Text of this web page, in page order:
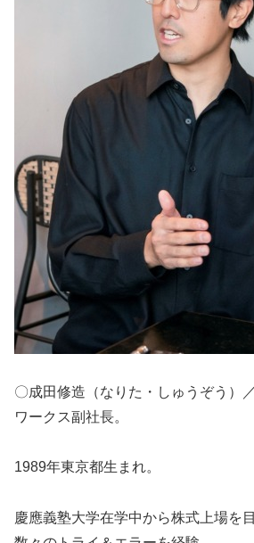
〇成田修造（なりた・しゅうぞう）
ワークス副社長。
1989年東京都生まれ。
慶應義塾大学在学中から株式上場を